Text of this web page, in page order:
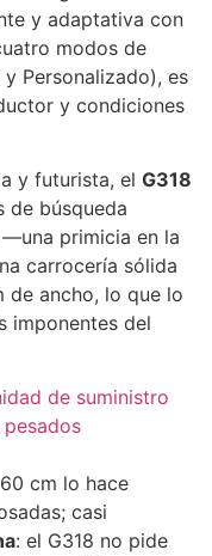
y adaptativa con
modos de
Personalizado), es
y condiciones
y futurista, el G318
de búsqueda
primicia en la
carrocería sólida
de ancho, lo que lo
imponentes del
de suministro
cm lo hace
casi
: el G318 no pide